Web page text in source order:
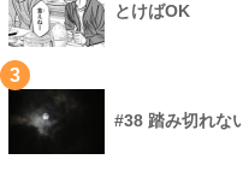
とけばOK
3
#38 踏み切れな